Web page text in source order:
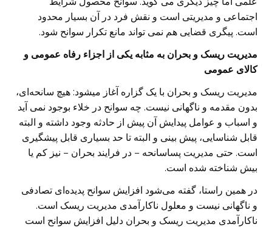
اجتماعی و مدیریتی است و نقش فرد در آن بسیار محدود
است. پیگری قضایی هم نمی تواند مانع تکرار سوانح شود.
مدیریت ریسک و بحران به مثابه یکی از اجزاء رفاه عمومی و
کالای عمومی
مدیریت ریسک و بحران با یک گزاره آغاز میشود: هیچ سانحه‌ای،
بدون مقدمه و ناگهانی نیست. چه سوانح در خلاء بوجود نمی آید
و اسباب و عوامل پیدایش آن پیش از حادثه وجود داشته و البته
قابل شناسایی، پیش بینی و البته تا حد بسیاری قابل پیشگیری
است. حتی مدیریت پساسانحه – در فرایند بحران – نیز کم یا
بیش شناخته شده است.
در همین راستا، گفته می‌شود افزایش سوانح پدیده‌ای تصادفی
و ناگهانی نیست و معلول ناکارآمدی مدیریت ریسک است.
ناکارآمدی مدیریت ریسک و بحران دلیل افزایش سوانح است